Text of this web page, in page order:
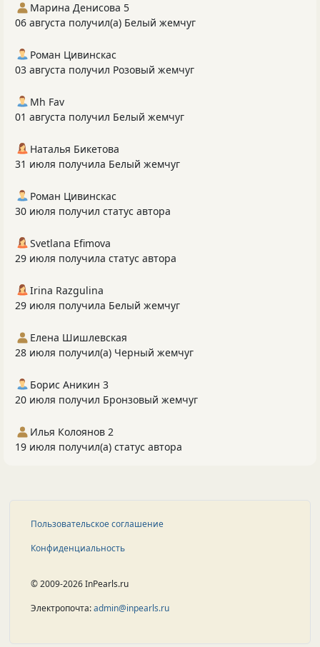
Марина Денисова 5
06 августа получил(а) Белый жемчуг
Роман Цивинскас
03 августа получил Розовый жемчуг
Mh Fav
01 августа получил Белый жемчуг
Наталья Бикетова
31 июля получила Белый жемчуг
Роман Цивинскас
30 июля получил статус автора
Svetlana Efimova
29 июля получила статус автора
Irina Razgulina
29 июля получила Белый жемчуг
Елена Шишлевская
28 июля получил(а) Черный жемчуг
Борис Аникин 3
20 июля получил Бронзовый жемчуг
Илья Колоянов 2
19 июля получил(а) статус автора
Пользовательское соглашение
Конфиденциальность
© 2009-2026 InPearls.ru
Электропочта:admin@inpearls.ru